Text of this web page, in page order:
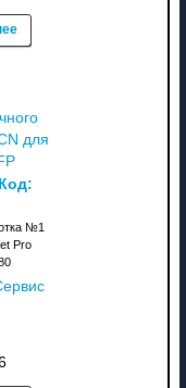
для
№1
Pro